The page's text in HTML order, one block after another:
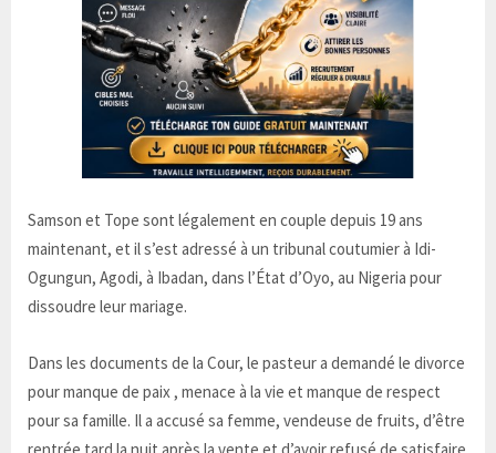
Samson et Tope sont légalement en couple depuis 19 ans
maintenant, et il s’est adressé à un tribunal coutumier à Idi-
Ogungun, Agodi, à Ibadan, dans l’État d’Oyo, au Nigeria pour
dissoudre leur mariage.
Dans les documents de la Cour, le pasteur a demandé le divorce
pour manque de paix , menace à la vie et manque de respect
pour sa famille. Il a accusé sa femme, vendeuse de fruits, d’être